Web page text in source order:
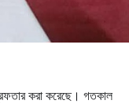
করা করেছে। গতকাল